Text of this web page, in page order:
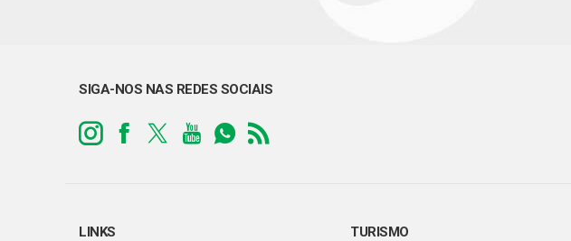
SIGA-NOS NAS REDES SOCIAIS
LINKS TURISMO